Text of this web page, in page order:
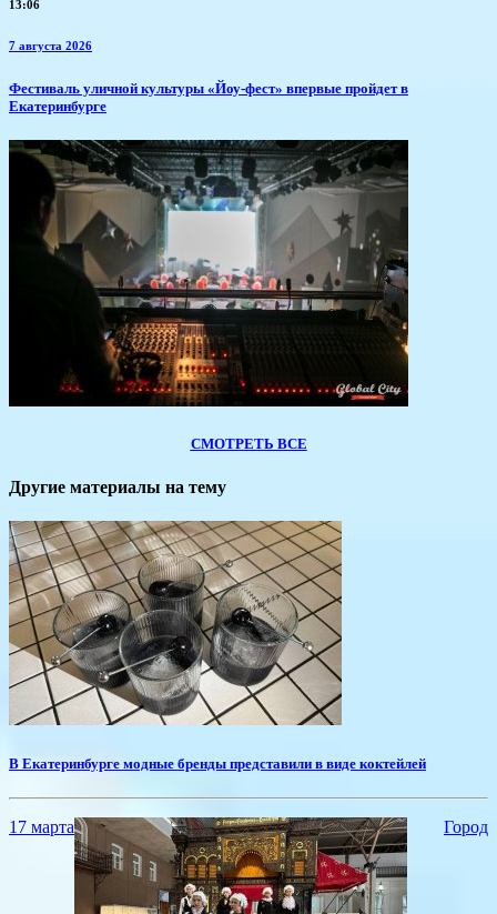
13:06
7 августа 2026
​Фестиваль уличной культуры «Йоу-фест» впервые пройдет в
Екатеринбурге
СМОТРЕТЬ ВСЕ
Другие материалы на тему
В Екатеринбурге модные бренды представили в виде коктейлей
17 марта Город